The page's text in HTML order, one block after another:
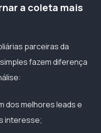
a coleta mais
parceiras da
fazem diferença
dos melhores leads e
interesse;